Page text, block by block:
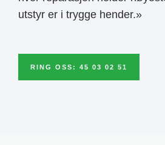
utstyr er i trygge hender.»
RING OSS: 45 03 02 51